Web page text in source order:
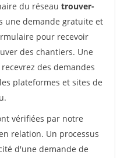
du réseau trouver-
une demande gratuite et
pour recevoir
des chantiers. Une
des demandes
plateformes et sites de
vérifiées par notre
relation. Un processus
d'une demande de